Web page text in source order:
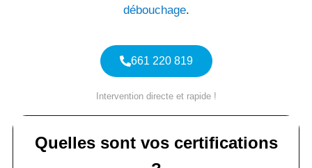
débouchage.
661 220 819
Intervention directe et rapide !
Quelles sont vos certifications